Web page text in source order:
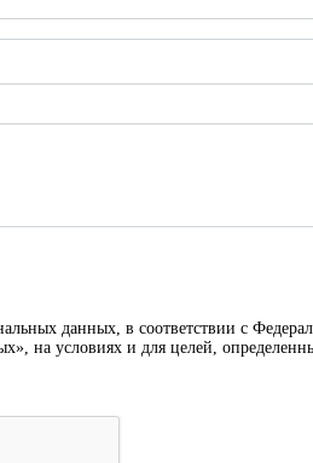
данных, в соответствии с
на условиях и для целей,